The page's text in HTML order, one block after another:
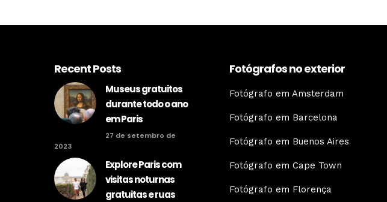
Recent Posts
Museus gratuitos
durante todo o ano
em Paris
27 de setembro de
2023
Explore Paris com
visitas noturnas
gratuitas e ruas
Fotógrafos no exterior
Fotógrafo em Amsterdam
Fotógrafo em Barcelona
Fotógrafo em Buenos Aires
Fotógrafo em Cape Town
Fotógrafo em Florença